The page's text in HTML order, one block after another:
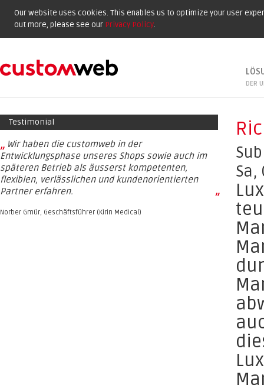
Our website uses cookies. This enables us to optimize your user
out more, please see our Privacy Policy.
DER
Testimonial
„ Wir haben die customweb in der
Entwicklungsphase unseres Shops sowie auch im
späteren Betrieb als äusserst kompetenten,
flexiblen, verlässlichen und kundenorientierten
Partner erfahren.
”
Norber Gmür, Geschäftsführer (Kirin Medical)
Sa,